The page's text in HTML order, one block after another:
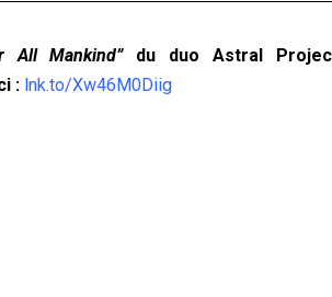
All Mankind”du duo Astral
: lnk.to/Xw46M0Diig